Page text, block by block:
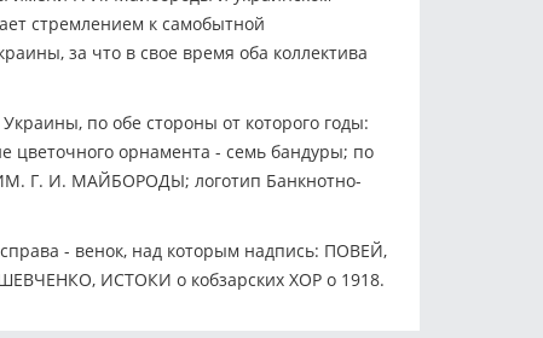
стремлением к самобытной
за что в свое время оба коллектива
по обе стороны от которого годы:
цветочного орнамента - семь бандуры; по
ИМ. Г. И. МАЙБОРОДЫ; логотип Банкнотно-
- венок, над которым надпись: ПОВЕЙ,
ИСТОКИ o кобзарских ХОР o 1918.